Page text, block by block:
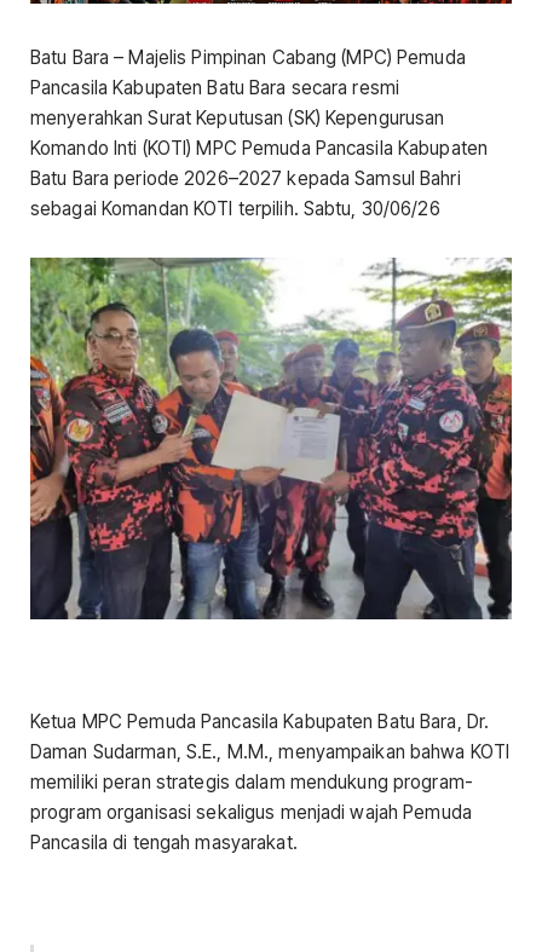
Batu Bara – Majelis Pimpinan Cabang (MPC) Pemuda
Pancasila Kabupaten Batu Bara secara resmi
menyerahkan Surat Keputusan (SK) Kepengurusan
Komando Inti (KOTI) MPC Pemuda Pancasila Kabupaten
Batu Bara periode 2026–2027 kepada Samsul Bahri
sebagai Komandan KOTI terpilih. Sabtu, 30/06/26
Ketua MPC Pemuda Pancasila Kabupaten Batu Bara, Dr.
Daman Sudarman, S.E., M.M., menyampaikan bahwa KOTI
memiliki peran strategis dalam mendukung program-
program organisasi sekaligus menjadi wajah Pemuda
Pancasila di tengah masyarakat.